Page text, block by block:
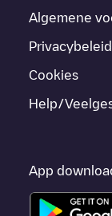
Algemene
Privacybeleid
Cookies
Help/
App